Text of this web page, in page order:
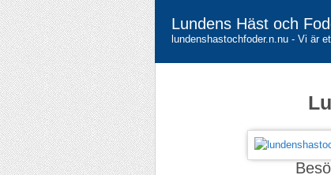
Lundens Häst och
lundenshastochfoder.n.nu - Vi är